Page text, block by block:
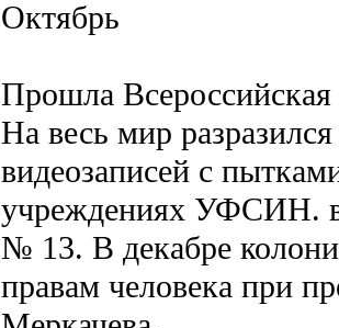
Октябрь
Прошла Всероссийская
На весь мир
видеозаписей с
учреждениях УФСИН. в
№ 13. В декабре
правам человека при